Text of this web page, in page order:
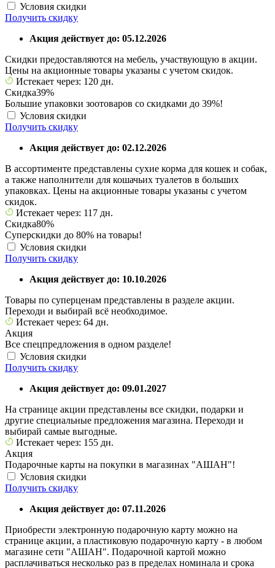
Условия скидки
Получить скидку
Акция действует до: 05.12.2026
Скидки предоставляются на мебель, участвующую в акции.
Цены на акционные товары указаны с учетом скидок.
Истекает через: 120 дн.
Скидка39%
Большие упаковки зоотоваров со скидками до 39%!
Условия скидки
Получить скидку
Акция действует до: 02.12.2026
В ассортименте представлены сухие корма для кошек и собак,
а также наполнители для кошачьих туалетов в больших
упаковках. Цены на акционные товары указаны с учетом
скидок.
Истекает через: 117 дн.
Скидка80%
Суперскидки до 80% на товары!
Условия скидки
Получить скидку
Акция действует до: 10.10.2026
Товары по суперценам представлены в разделе акции.
Переходи и выбирай всё необходимое.
Истекает через: 64 дн.
Акция
Все спецпредложения в одном разделе!
Условия скидки
Получить скидку
Акция действует до: 09.01.2027
На странице акции представлены все скидки, подарки и
другие специальные предложения магазина. Переходи и
выбирай самые выгодные.
Истекает через: 155 дн.
Акция
Подарочные карты на покупки в магазинах "АШАН"!
Условия скидки
Получить скидку
Акция действует до: 07.11.2026
Приобрести электронную подарочную карту можно на
странице акции, а пластиковую подарочную карту - в любом
магазине сети "АШАН". Подарочной картой можно
расплачиваться несколько раз в пределах номинала и срока